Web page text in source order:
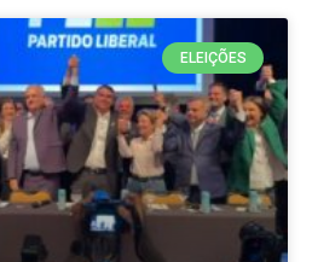
ELEIÇÕES